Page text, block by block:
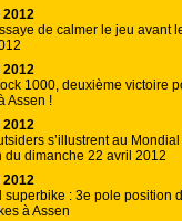
2012
de calmer le jeu avant
2012
1000, deuxième victoire
Assen !
2012
s’illustrent au
du dimanche 22 avril 2012
2012
superbike : 3e pole position
à Assen